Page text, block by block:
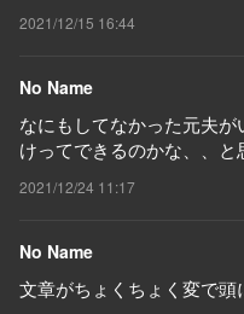
2021/12/15 16:44
No Name
なにもしてなかった元夫
けってできるのかな、、と
2021/12/24 11:17
No Name
文章がちょくちょく変で